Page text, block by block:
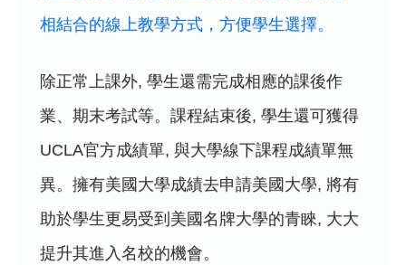
相結合的線上教學方式，方便學生選擇。
除正常上課外, 學生還需完成相應的課後作
業、期末考試等。課程結束後, 學生還可獲得
UCLA官方成績單, 與大學線下課程成績單無
異。擁有美國大學成績去申請美國大學, 將有
助於學生更易受到美國名牌大學的青睞, 大大
提升其進入名校的機會。